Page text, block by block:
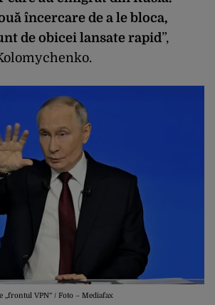
încercare de a le bloca,
de obicei lansate rapid ”,
„frontul VPN” / Foto – Mediafax